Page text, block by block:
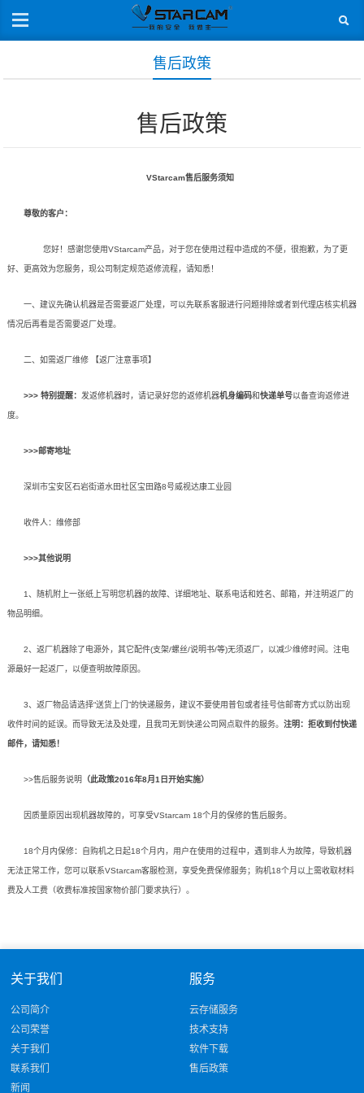
售后政策
售后政策
VStarcam售后服务须知
尊敬的客户：
您好！感谢您使用VStarcam产品，对于您在使用过程中造成的不便，很抱歉，为了更
好、更高效为您服务，现公司制定规范返修流程，请知悉！
一、建议先确认机器是否需要返厂处理，可以先联系客服进行问题排除或者到代理店核实机器
情况后再看是否需要返厂处理。
二、如需返厂维修 【返厂注意事项】
>>> 特别提醒： 发返修机器时，请记录好您的返修机器机身编码和快递单号以备查询返修进
度。
>>>邮寄地址
深圳市宝安区石岩街道水田社区宝田路8号威视达康工业园
收件人：维修部
>>>其他说明
1、随机附上一张纸上写明您机器的故障、详细地址、联系电话和姓名、邮箱，并注明返厂的
物品明细。
2、返厂机器除了电源外，其它配件(支架/螺丝/说明书/等)无须返厂，以减少维修时间。注电
源最好一起返厂，以便查明故障原因。
3、返厂物品请选择“送货上门”的快递服务，建议不要使用普包或者挂号信邮寄方式以防出现
收件时间的延误。而导致无法及处理，且我司无到快递公司网点取件的服务。 注明：拒收到付快递
邮件，请知悉！
>>售后服务说明 （此政策2016年8月1日开始实施）
因质量原因出现机器故障的，可享受VStarcam 18个月的保修的售后服务。
18个月内保修：自购机之日起18个月内，用户在使用的过程中，遇到非人为故障，导致机器
无法正常工作，您可以联系VStarcam客服检测，享受免费保修服务；购机18个月以上需收取材料
费及人工费（收费标准按国家物价部门要求执行）。
关于我们
公司简介
公司荣誉
关于我们
联系我们
新闻
服务
云存储服务
技术支持
软件下载
售后政策